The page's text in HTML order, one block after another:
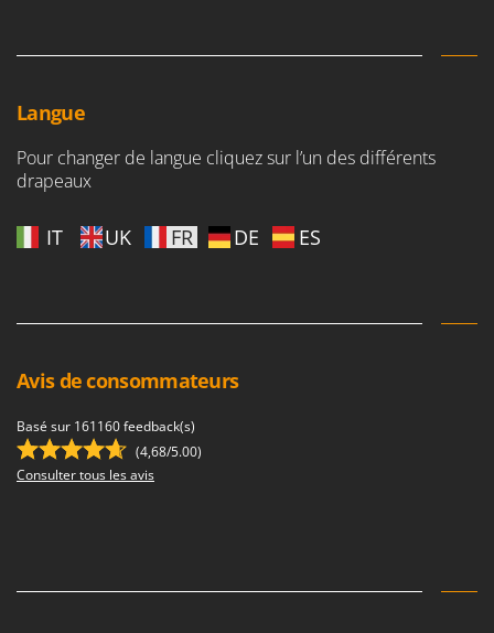
Tellarini Pompe
Tenco
Titania
Trotec
U
Udor
Vesco
Langue
Pour changer de langue cliquez sur l’un des différents
drapeaux
IT UK FR DE ES
Avis de consommateurs
Basé sur 161160 feedback(s)
(4,68/5.00)
Consulter tous les avis